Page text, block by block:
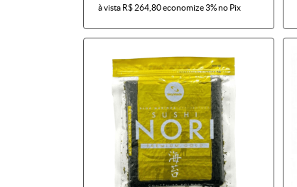
à vista R$ 264,80economize3%no Pix